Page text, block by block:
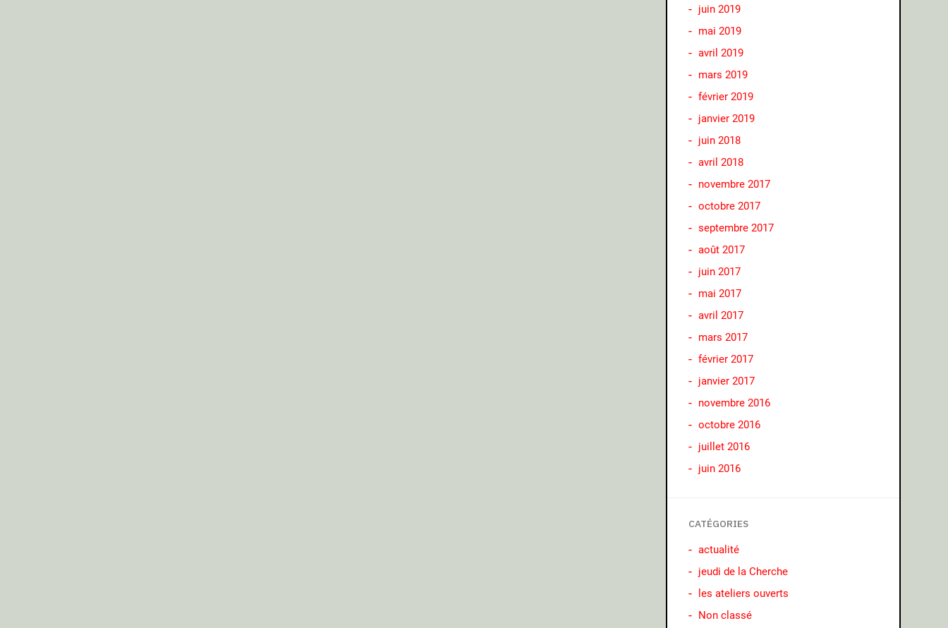
juin 2019
mai 2019
avril 2019
mars 2019
février 2019
janvier 2019
juin 2018
avril 2018
novembre 2017
octobre 2017
septembre 2017
août 2017
juin 2017
mai 2017
avril 2017
mars 2017
février 2017
janvier 2017
novembre 2016
octobre 2016
juillet 2016
juin 2016
CATÉGORIES
actualité
jeudi de la Cherche
les ateliers ouverts
Non classé